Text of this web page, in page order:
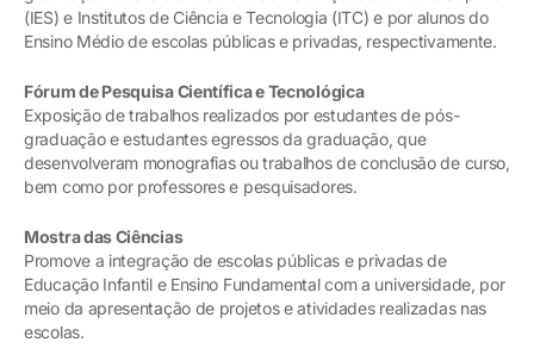
(IES) e Institutos de Ciência e Tecnologia (ITC) e por alunos do
Ensino Médio de escolas públicas e privadas, respectivamente.
Fórum de Pesquisa Científica e Tecnológica
Exposição de trabalhos realizados por estudantes de pós-
graduação e estudantes egressos da graduação, que
desenvolveram monografias ou trabalhos de conclusão de curso,
bem como por professores e pesquisadores.
Mostra das Ciências
Promove a integração de escolas públicas e privadas de
Educação Infantil e Ensino Fundamental com a universidade, por
meio da apresentação de projetos e atividades realizadas nas
escolas.